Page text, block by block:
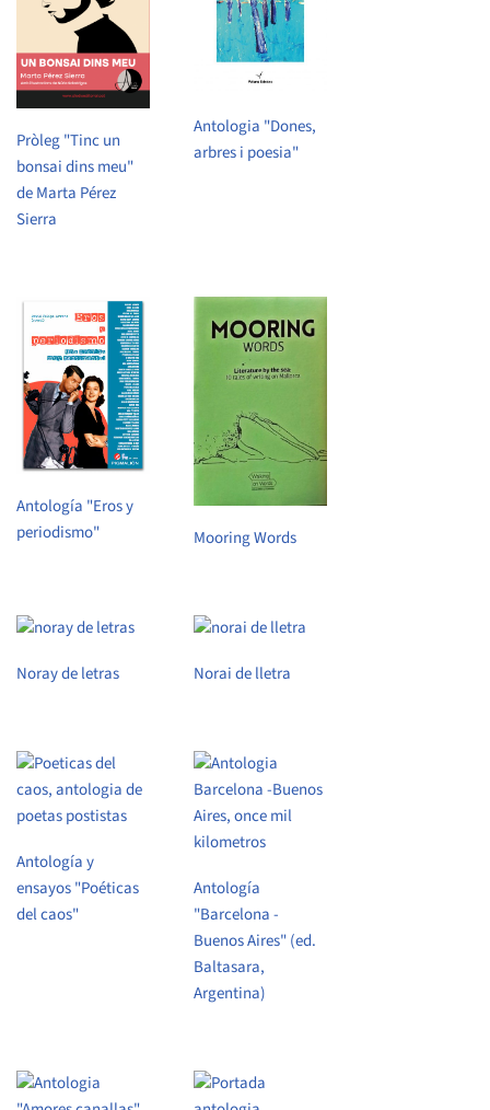
Pròleg "Tinc un
bonsai dins meu"
de Marta Pérez
Sierra
Antologia "Dones,
arbres i poesia"
Antología "Eros y
periodismo"
Mooring Words
Noray de letras Norai de lletra
Antología y
ensayos "Poéticas
del caos"
Antología
"Barcelona -
Buenos Aires" (ed.
Baltasara,
Argentina)